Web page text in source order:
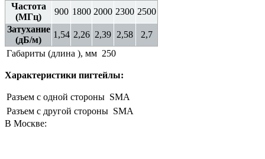
Частота
(МГц)
900 1800 2000 2300 2500
Затухание
(дБ/м)
1,54 2,26 2,39 2,58
2,7
Габариты (длина ), мм 250
Характеристики пигтейлы:
Разъем с одной стороны SMA
Разъем с другой стороны SMA
В Москве: